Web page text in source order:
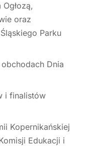
oraz
Parku
Dnia
i finalistów
Kopernikańskiej
Edukacji i